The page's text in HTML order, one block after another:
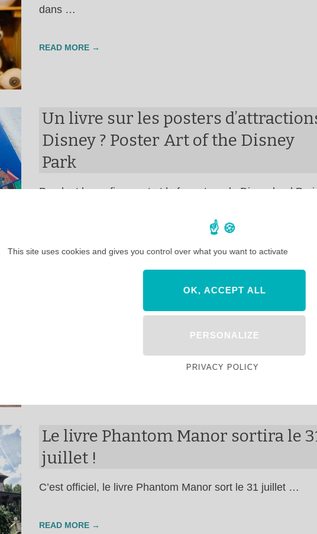
dans …
READ MORE →
Un livre sur les posters
Disney ? Poster Art of the Disney
Park
Pendant le confinement et la fermeture de Disneyland
Le Grand Atlas Disney
Sorti en septembre 2019, Le Grand Atlas Disney est édité
Le livre Phantom Manor sortira le
juillet !
C’est officiel, le livre Phantom Manor sort le 31 juillet …
READ MORE →
This site uses cookies and gives you control over what you want to activate
OK, ACCEPT ALL
PERSONALIZE
PRIVACY POLICY